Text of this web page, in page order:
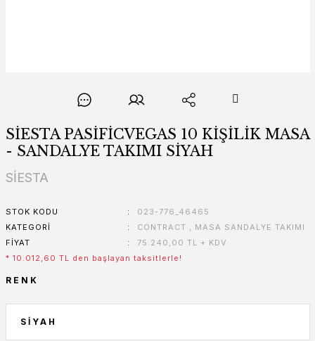
SİESTA PASİFİCVEGAS 10 KİŞİLİK MASA
- SANDALYE TAKIMI SİYAH
SİESTA
STOK KODU
023-776_46465
KATEGORI
CONTRACT , MASA SANDALYE TAKIMI
FIYAT
75.240,00 TL + KDV
* 10.012,60 TL den başlayan taksitlerle!
RENK